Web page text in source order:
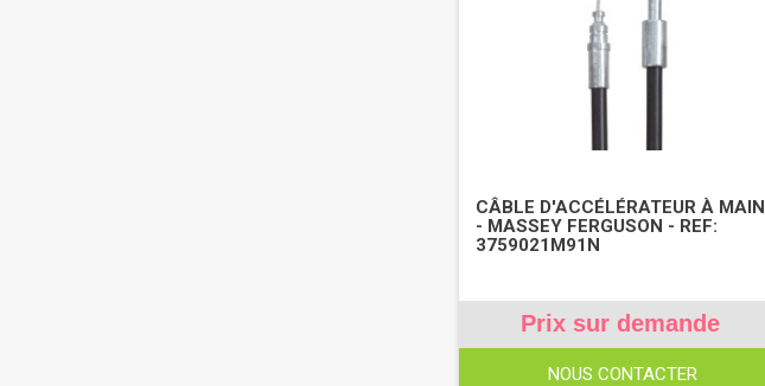
CÂBLE D'ACCÉLÉRATEUR À MAIN
- MASSEY FERGUSON - REF:
3759021M91N
Prix sur demande
NOUS CONTACTER